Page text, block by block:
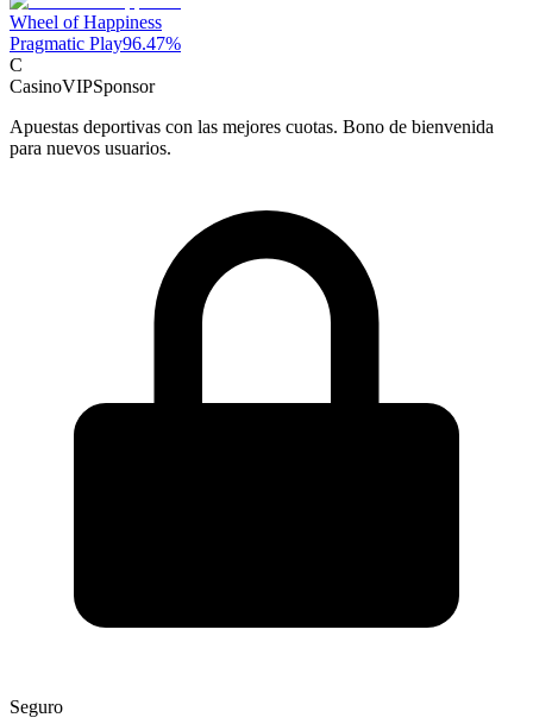
Wheel of Happiness
Pragmatic Play96.47%
C
CasinoVIPSponsor
Apuestas deportivas con las mejores cuotas. Bono de bienvenida
para nuevos usuarios.
Seguro